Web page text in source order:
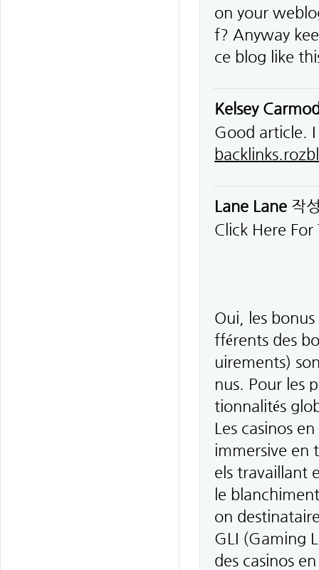
on your
f? Anyway
ce blog like
Kelsey
Good article.
Lane Lane 작
Click Here For
Oui, les
fférents des
uirements)
nus. Pour les
tionnalités
Les casinos
immersive en
els travaillant
le
on
GLI (Gaming
des casinos